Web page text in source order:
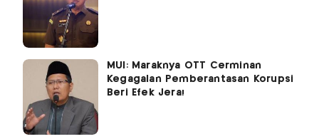
MUI: Maraknya OTT Cerminan
Kegagalan Pemberantasan Korupsi
Beri Efek Jera!